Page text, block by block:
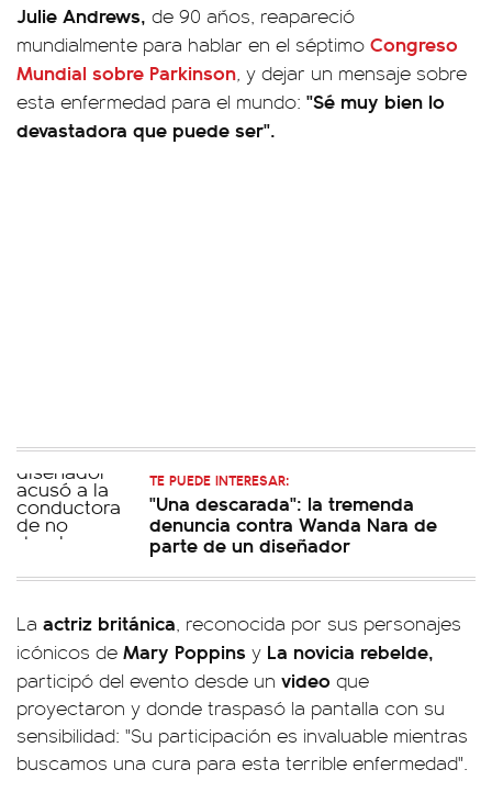
Julie Andrews, de 90 años, reapareció
mundialmente para hablar en el séptimo Congreso
Mundial sobre Parkinson, y dejar un mensaje sobre
esta enfermedad para el mundo: "Sé muy bien lo
devastadora que puede ser".
TE PUEDE INTERESAR:
"Una descarada": la tremenda
denuncia contra Wanda Nara de
parte de un diseñador
La actriz británica, reconocida por sus personajes
icónicos de Mary Poppins y La novicia rebelde,
participó del evento desde un video que
proyectaron y donde traspasó la pantalla con su
sensibilidad: "Su participación es invaluable mientras
buscamos una cura para esta terrible enfermedad".